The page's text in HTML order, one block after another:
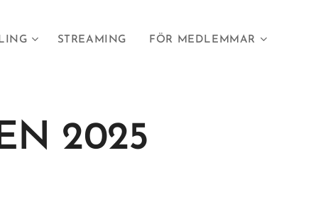
STREAMING FÖR MEDLEMMAR
2025